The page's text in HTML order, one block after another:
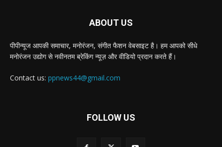
ABOUT US
पीपीन्यूज आपकी समाचार, मनोरंजन, संगीत फैशन वेबसाइट है। हम आपको सीधे
मनोरंजन उद्योग से नवीनतम ब्रेकिंग न्यूज़ और वीडियो प्रदान करते हैं।
Contact us: ppnews44@gmail.com
FOLLOW US